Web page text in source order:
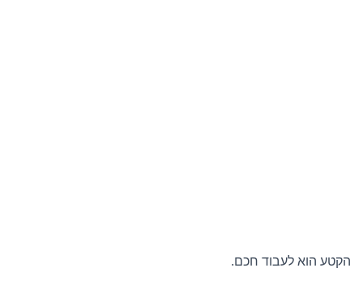
הקטע הוא לעבוד חכם.